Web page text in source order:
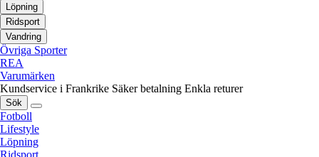
Löpning
Ridsport
Vandring
Övriga Sporter
REA
Varumärken
Kundservice i Frankrike Säker betalning Enkla returer
Sök
Fotboll
Lifestyle
Löpning
Ridsport